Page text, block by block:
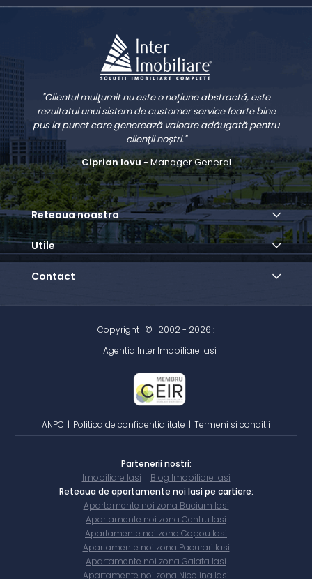
"Clientul mulţumit nu este o noţiune abstractă, este
rezultatul unui sistem de customer service foarte bine
pus la punct care generează valoare adăugată pentru
clienţii noştri."
Ciprian Iovu- Manager General
Reteaua noastra
Utile
Contact
Copyright © 2002 - 2026 :
Agentia Inter Imobiliare Iasi
ANPC | Politica de confidentialitate | Termeni si conditii
Partenerii nostri:
Imobiliare Iasi
Blog Imobiliare Iasi
Reteaua de apartamente noi Iasi pe cartiere:
Apartamente noi zona Bucium Iasi
Apartamente noi zona Centru Iasi
Apartamente noi zona Copou Iasi
Apartamente noi zona Pacurari Iasi
Apartamente noi zona Galata Iasi
Apartamente noi zona Nicolina Iasi